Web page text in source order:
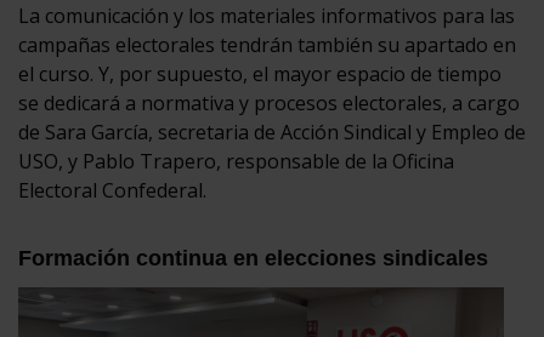
La comunicación y los materiales informativos para las
campañas electorales tendrán también su apartado en
el curso. Y, por supuesto, el mayor espacio de tiempo
se dedicará a normativa y procesos electorales, a cargo
de Sara García, secretaria de Acción Sindical y Empleo de
USO, y Pablo Trapero, responsable de la Oficina
Electoral Confederal.
Formación continua en elecciones sindicales